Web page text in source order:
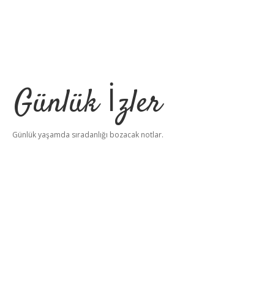
Günlük İzler
Günlük yaşamda sıradanlığı bozacak notlar.